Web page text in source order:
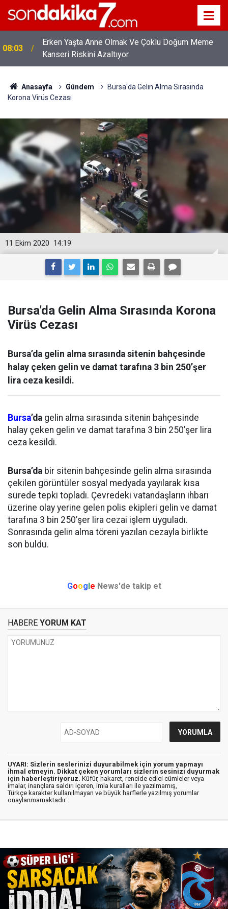
08:03
Erken Yaşta Anne Olmak Ve Çoklu Doğum Meme
Kanseri Riskini Azaltıyor
Anasayfa Gündem
Bursa'da Gelin Alma Sırasında
Korona Virüs Cezası
14:19
11 Ekim 2020
Bursa'da Gelin Alma Sırasında Korona
Virüs Cezası
Bursa’da gelin alma sırasında sitenin bahçesinde
halay çeken gelin ve damat tarafına 3 bin 250’şer
lira ceza kesildi.
Bursa’da gelin alma sırasında sitenin bahçesinde
halay çeken gelin ve damat tarafına 3 bin 250’şer lira
ceza kesildi.
Bursa’da bir sitenin bahçesinde gelin alma sırasında
çekilen görüntüler sosyal medyada yayılarak kısa
sürede tepki topladı. Çevredeki vatandaşların ihbarı
üzerine olay yerine gelen polis ekipleri gelin ve damat
tarafına 3 bin 250’şer lira cezai işlem uyguladı.
Sonrasında gelin alma töreni yazılan cezayla birlikte
son buldu.
Google News'de takip et
HABERE YORUM KAT
UYARI: Sizlerin seslerinizi duyurabilmek için yorum yapmayı
ihmal etmeyin. Dikkat çeken yorumları sizlerin sesinizi duyurmak
için haberleştiriyoruz. Küfür, hakaret, rencide edici cümleler veya
imalar, inançlara saldırı içeren, imla kuralları ile yazılmamış,
Türkçe karakter kullanılmayan ve büyük harflerle yazılmış yorumlar
onaylanmamaktadır.